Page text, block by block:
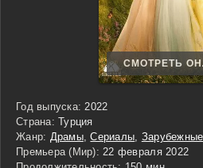
СМОТРЕТЬ
Год выпуска: 2022
Страна: Турция
Жанр: Драмы,Сериалы Зарубежные
Премьера (Мир): 22 февраля 2022